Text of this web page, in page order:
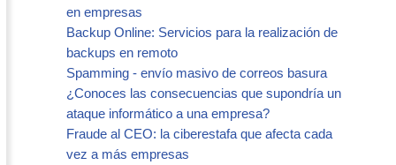
en empresas
Backup Online: Servicios para la realización de
backups en remoto
Spamming - envío masivo de correos basura
¿Conoces las consecuencias que supondría un
ataque informático a una empresa?
Fraude al CEO: la ciberestafa que afecta cada
vez a más empresas